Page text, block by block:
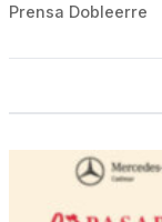
Prensa Dobleerre